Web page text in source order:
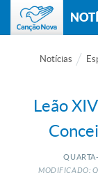
Notícias
Leão
MODIFICADO: